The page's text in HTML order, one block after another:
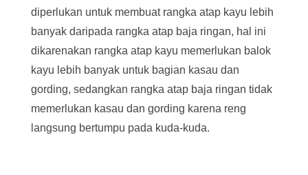
diperlukan untuk membuat rangka atap kayu lebih
banyak daripada rangka atap baja ringan, hal ini
dikarenakan rangka atap kayu memerlukan balok
kayu lebih banyak untuk bagian kasau dan
gording, sedangkan rangka atap baja ringan tidak
memerlukan kasau dan gording karena reng
langsung bertumpu pada kuda-kuda.